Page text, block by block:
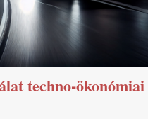
techno-ökonómiai